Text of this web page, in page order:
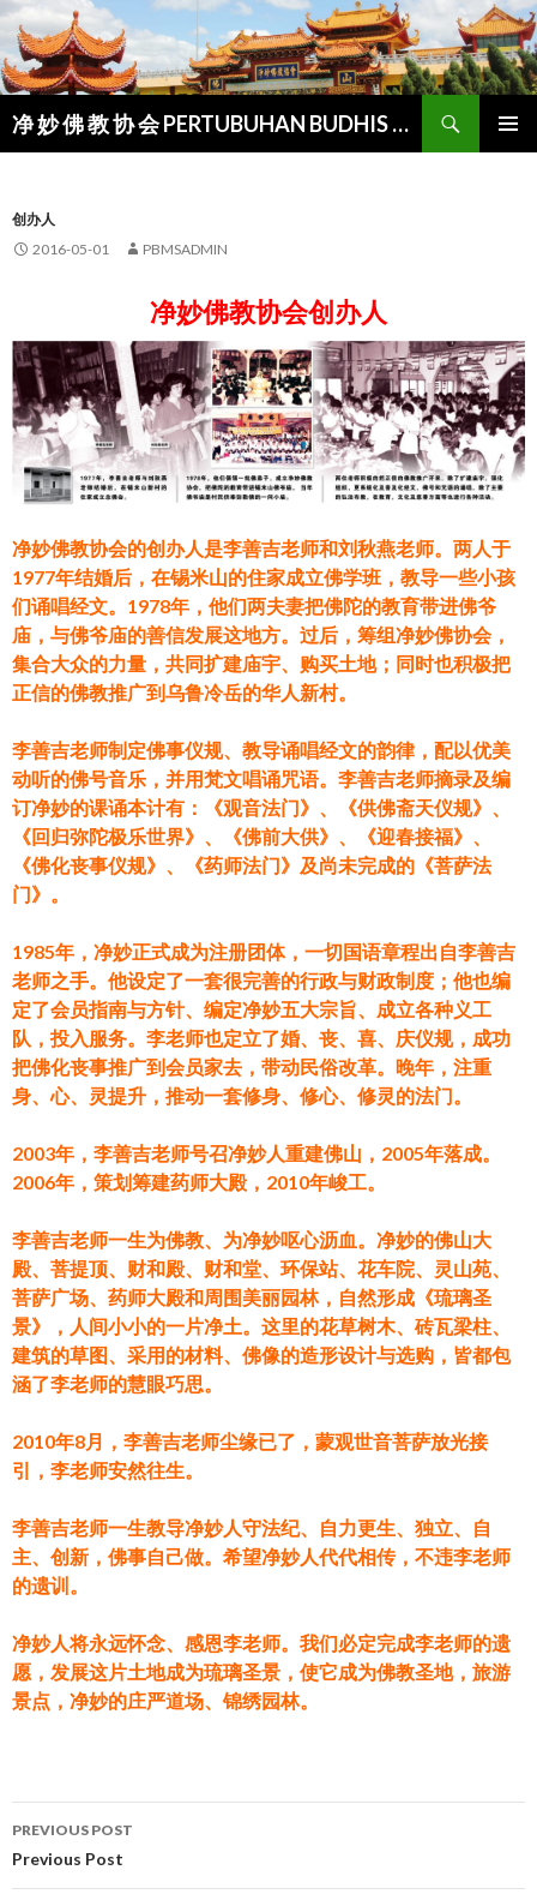
净 妙 佛 教 协 会 PERTUBUHAN BUDHIS MANJU-SUDDHI
创办人
2016-05-01
PBMSADMIN
净妙佛教协会创办人
净妙佛教协会的创办人是李善吉老师和刘秋燕老师。两人于
1977年结婚后，在锡米山的住家成立佛学班，教导一些小孩
们诵唱经文。1978年，他们两夫妻把佛陀的教育带进佛爷
庙，与佛爷庙的善信发展这地方。过后，筹组净妙佛协会，
集合大众的力量，共同扩建庙宇、购买土地；同时也积极把
正信的佛教推广到乌鲁冷岳的华人新村。
李善吉老师制定佛事仪规、教导诵唱经文的韵律，配以优美
动听的佛号音乐，并用梵文唱诵咒语。李善吉老师摘录及编
订净妙的课诵本计有：《观音法门》、《供佛斋天仪规》、
《回归弥陀极乐世界》、《佛前大供》、《迎春接福》、
《佛化丧事仪规》、《药师法门》及尚未完成的《菩萨法
门》。
1985年，净妙正式成为注册团体，一切国语章程出自李善吉
老师之手。他设定了一套很完善的行政与财政制度；他也编
定了会员指南与方针、编定净妙五大宗旨、成立各种义工
队，投入服务。李老师也定立了婚、丧、喜、庆仪规，成功
把佛化丧事推广到会员家去，带动民俗改革。晚年，注重
身、心、灵提升，推动一套修身、修心、修灵的法门。
2003年，李善吉老师号召净妙人重建佛山，2005年落成。
2006年，策划筹建药师大殿，2010年峻工。
李善吉老师一生为佛教、为净妙呕心沥血。净妙的佛山大
殿、菩提顶、财和殿、财和堂、环保站、花车院、灵山苑、
菩萨广场、药师大殿和周围美丽园林，自然形成《琉璃圣
景》，人间小小的一片净土。这里的花草树木、砖瓦梁柱、
建筑的草图、采用的材料、佛像的造形设计与选购，皆都包
涵了李老师的慧眼巧思。
2010年8月，李善吉老师尘缘已了，蒙观世音菩萨放光接
引，李老师安然往生。
李善吉老师一生教导净妙人守法纪、自力更生、独立、自
主、创新，佛事自己做。希望净妙人代代相传，不违李老师
的遗训。
净妙人将永远怀念、感恩李老师。我们必定完成李老师的遗
愿，发展这片土地成为琉璃圣景，使它成为佛教圣地，旅游
景点，净妙的庄严道场、锦绣园林。
Post
navigation
PREVIOUS POST
Previous Post